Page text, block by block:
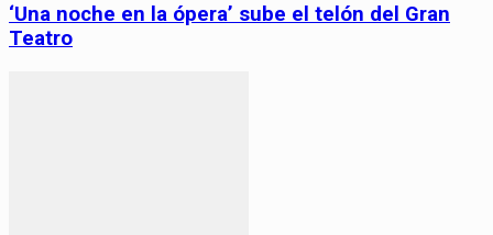
‘Una noche en la ópera’ sube el telón del Gran
Teatro